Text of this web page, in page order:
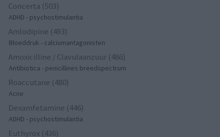
Concerta (503)
ADHD - psychostimulantia
Amlodipine (493)
Bloeddruk - calciumantagonisten
Amoxicilline / Clavulaanzuur (486)
Antibiotica - penicillines breedspectrum
Roaccutane (480)
Acne
Dexamfetamine (446)
ADHD - psychostimulantia
Euthyrox (436)